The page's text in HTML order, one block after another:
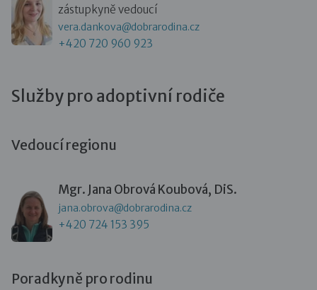
zástupkyně vedoucí
vera.dankova@dobrarodina.cz
+420 720 960 923
Služby pro adoptivní rodiče
Vedoucí regionu
Mgr. Jana Obrová Koubová, DiS.
jana.obrova@dobrarodina.cz
+420 724 153 395
Poradkyně pro rodinu